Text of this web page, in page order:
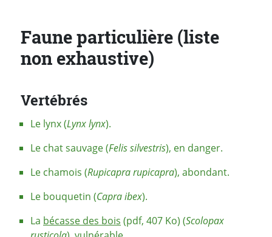
Faune particulière (liste
non exhaustive)
Vertébrés
Le lynx (Lynx lynx).
Le chat sauvage (Felis silvestris), en danger.
Le chamois (Rupicapra rupicapra), abondant.
Le bouquetin (Capra ibex).
La bécasse des bois (pdf, 407 Ko) (Scolopax